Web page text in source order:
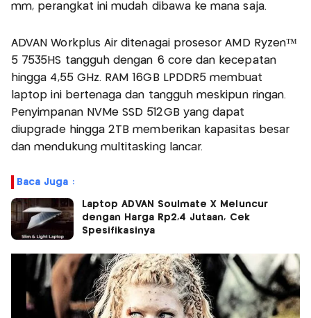
mm, perangkat ini mudah dibawa ke mana saja.
ADVAN Workplus Air ditenagai prosesor AMD Ryzen™
5 7535HS tangguh dengan 6 core dan kecepatan
hingga 4,55 GHz. RAM 16GB LPDDR5 membuat
laptop ini bertenaga dan tangguh meskipun ringan.
Penyimpanan NVMe SSD 512GB yang dapat
diupgrade hingga 2TB memberikan kapasitas besar
dan mendukung multitasking lancar.
Baca Juga :
Laptop ADVAN Soulmate X Meluncur
dengan Harga Rp2,4 Jutaan, Cek
Spesifikasinya